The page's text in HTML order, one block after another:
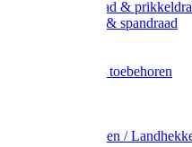
Metaal draad &
Binddraad & spandraad
Afrasternet toebehoren
Weidehekken /